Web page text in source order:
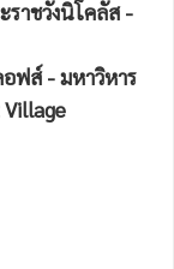
าชวังนิโคลัส -
ฟส์ - มหาวิหาร